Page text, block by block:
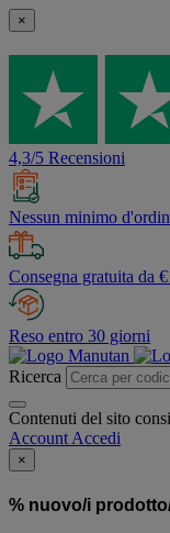
×
4,3/5 Recensioni
Nessun minimo
Consegna gratuita da
Reso entro 30 giorni
Ricerca
Contenuti del sito
Account Accedi
×
% nuovo/i